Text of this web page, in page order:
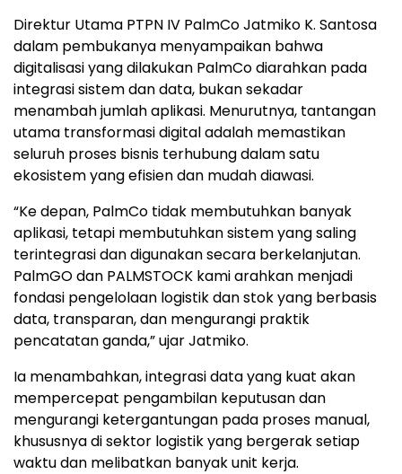
Direktur Utama PTPN IV PalmCo Jatmiko K. Santosa
dalam pembukanya menyampaikan bahwa
digitalisasi yang dilakukan PalmCo diarahkan pada
integrasi sistem dan data, bukan sekadar
menambah jumlah aplikasi. Menurutnya, tantangan
utama transformasi digital adalah memastikan
seluruh proses bisnis terhubung dalam satu
ekosistem yang efisien dan mudah diawasi.
“Ke depan, PalmCo tidak membutuhkan banyak
aplikasi, tetapi membutuhkan sistem yang saling
terintegrasi dan digunakan secara berkelanjutan.
PalmGO dan PALMSTOCK kami arahkan menjadi
fondasi pengelolaan logistik dan stok yang berbasis
data, transparan, dan mengurangi praktik
pencatatan ganda,” ujar Jatmiko.
Ia menambahkan, integrasi data yang kuat akan
mempercepat pengambilan keputusan dan
mengurangi ketergantungan pada proses manual,
khususnya di sektor logistik yang bergerak setiap
waktu dan melibatkan banyak unit kerja.